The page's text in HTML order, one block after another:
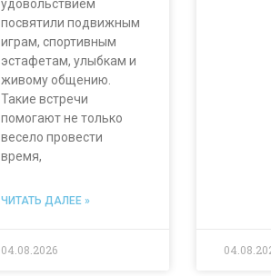
удовольствием
посвятили подвижным
играм, спортивным
эстафетам, улыбкам и
живому общению.
Такие встречи
помогают не только
весело провести
время,
ЧИТАТЬ ДАЛЕЕ »
04.08.2026